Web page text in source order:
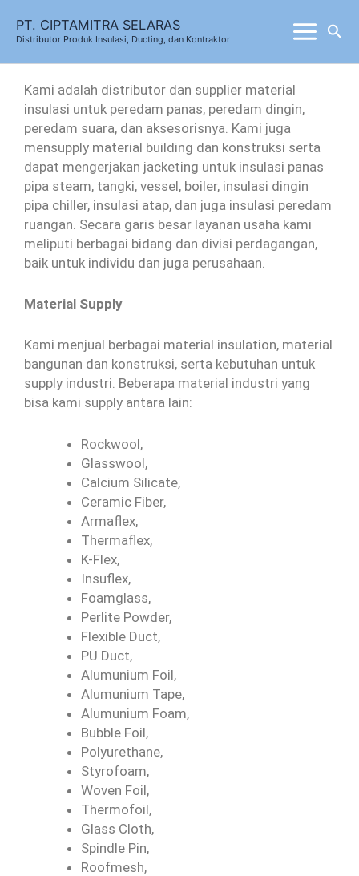
content
PT. CIPTAMITRA SELARAS
Distributor Produk Insulasi, Ducting, dan Kontraktor
Kami adalah distributor dan supplier material
insulasi untuk peredam panas, peredam dingin,
peredam suara, dan aksesorisnya. Kami juga
mensupply material building dan konstruksi serta
dapat mengerjakan jacketing untuk insulasi panas
pipa steam, tangki, vessel, boiler, insulasi dingin
pipa chiller, insulasi atap, dan juga insulasi peredam
ruangan. Secara garis besar layanan usaha kami
meliputi berbagai bidang dan divisi perdagangan,
baik untuk individu dan juga perusahaan.
Material Supply
Kami menjual berbagai material insulation, material
bangunan dan konstruksi, serta kebutuhan untuk
supply industri. Beberapa material industri yang
bisa kami supply antara lain:
Rockwool,
Glasswool,
Calcium Silicate,
Ceramic Fiber,
Armaflex,
Thermaflex,
K-Flex,
Insuflex,
Foamglass,
Perlite Powder,
Flexible Duct,
PU Duct,
Alumunium Foil,
Alumunium Tape,
Alumunium Foam,
Bubble Foil,
Polyurethane,
Styrofoam,
Woven Foil,
Thermofoil,
Glass Cloth,
Spindle Pin,
Roofmesh,